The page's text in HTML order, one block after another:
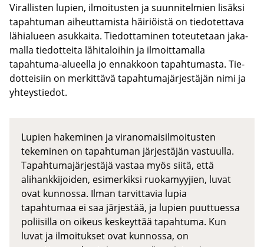
Vi­ral­lis­ten lu­pien, il­moi­tus­ten ja suun­ni­tel­mien li­säk­si
ta­pah­tu­man ai­heut­ta­mis­ta häi­riöis­tä on tie­do­tet­ta­va
lä­hia­lu­een asuk­kai­ta. Tie­dot­ta­mi­nen to­teu­te­taan ja­ka­
mal­la tie­dot­tei­ta lä­hi­ta­loi­hin ja il­moit­ta­mal­la
tapahtuma-​alueella jo en­nak­koon ta­pah­tu­mas­ta. Tie­
dot­tei­siin on mer­kit­tä­vä ta­pah­tu­ma­jär­jes­tä­jän nimi ja
yh­teys­tie­dot.
Lupien hakeminen ja viranomaisilmoitusten
tekeminen on tapahtuman järjestäjän vastuulla.
Tapahtumajärjestäjä vastaa myös siitä, että
alihankkijoiden, esimerkiksi ruokamyyjien, luvat
ovat kunnossa. Ilman tarvittavia lupia
tapahtumaa ei saa järjestää, ja lupien puuttuessa
poliisilla on oikeus keskeyttää tapahtuma. Kun
luvat ja ilmoitukset ovat kunnossa, on